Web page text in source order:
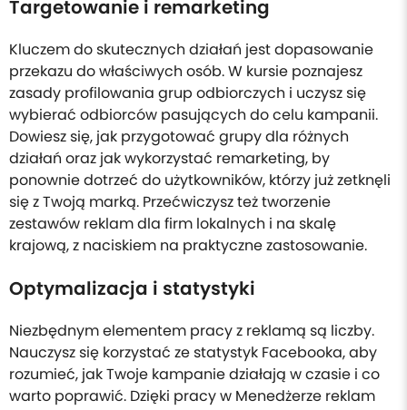
Targetowanie i remarketing
Kluczem do skutecznych działań jest dopasowanie
przekazu do właściwych osób. W kursie poznajesz
zasady profilowania grup odbiorczych i uczysz się
wybierać odbiorców pasujących do celu kampanii.
Dowiesz się, jak przygotować grupy dla różnych
działań oraz jak wykorzystać remarketing, by
ponownie dotrzeć do użytkowników, którzy już zetknęli
się z Twoją marką. Przećwiczysz też tworzenie
zestawów reklam dla firm lokalnych i na skalę
krajową, z naciskiem na praktyczne zastosowanie.
Optymalizacja i statystyki
Niezbędnym elementem pracy z reklamą są liczby.
Nauczysz się korzystać ze statystyk Facebooka, aby
rozumieć, jak Twoje kampanie działają w czasie i co
warto poprawić. Dzięki pracy w Menedżerze reklam